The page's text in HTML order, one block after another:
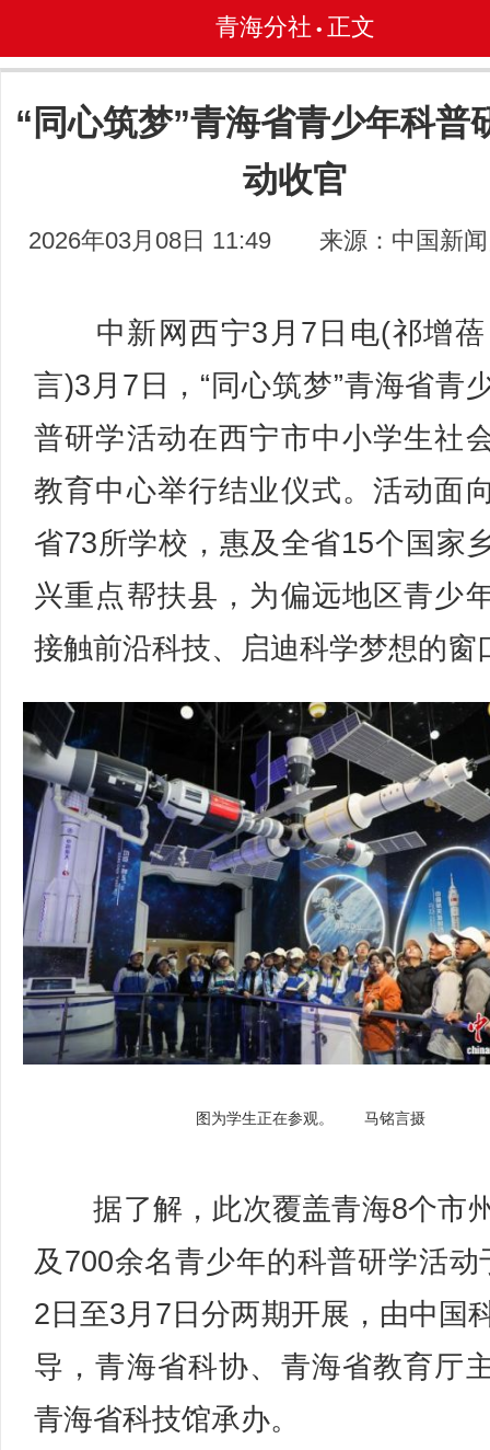
青海分社 • 正文
“同心筑梦”青海省青少年科普
动收官
2026年03月08日 11:49 来源：中国新
中新网西宁3月7日电(祁增蓓
言)3月7日，“同心筑梦”青海省青
普研学活动在西宁市中小学生社
教育中心举行结业仪式。活动面
省73所学校，惠及全省15个国家
兴重点帮扶县，为偏远地区青少
接触前沿科技、启迪科学梦想的窗
图为学生正在参观。 马铭言摄
据了解，此次覆盖青海8个市
及700余名青少年的科普研学活动
2日至3月7日分两期开展，由中国
导，青海省科协、青海省教育厅
青海省科技馆承办。